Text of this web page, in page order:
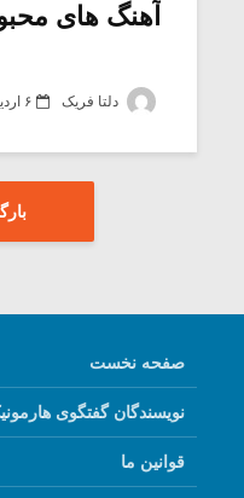
آهنگ های
دلتا فریک ۶ اردیبهشت ۱۳۸۷
صفحه نخست
نویسندگان گفتگوی
قوانین ما